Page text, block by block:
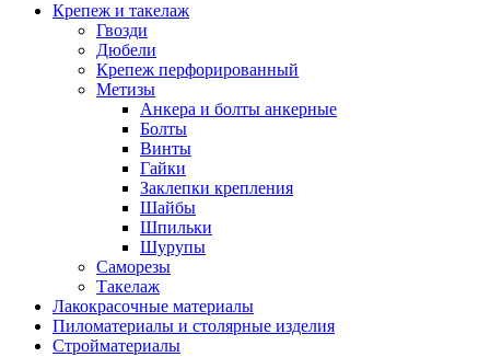
Крепеж и такелаж
Гвозди
Дюбели
Крепеж перфорированный
Метизы
Анкера и болты анкерные
Болты
Винты
Гайки
Заклепки крепления
Шайбы
Шпильки
Шурупы
Саморезы
Такелаж
Лакокрасочные материалы
Пиломатериалы и столярные изделия
Стройматериалы